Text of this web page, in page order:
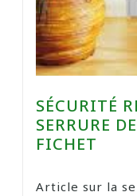
SÉCURITÉ
SERRURE
FICHET
Article sur la